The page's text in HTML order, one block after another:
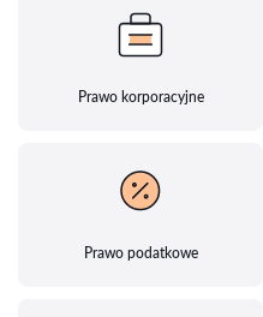
Prawo korporacyjne
Prawo podatkowe